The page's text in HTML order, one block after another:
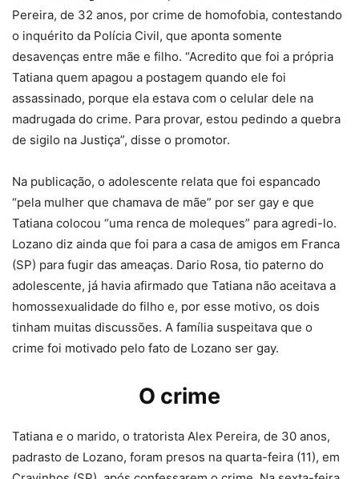
Pereira, de 32 anos, por crime de homofobia, contestando
o inquérito da Polícia Civil, que aponta somente
desavenças entre mãe e filho. “Acredito que foi a própria
Tatiana quem apagou a postagem quando ele foi
assassinado, porque ela estava com o celular dele na
madrugada do crime. Para provar, estou pedindo a quebra
de sigilo na Justiça”, disse o promotor.
Na publicação, o adolescente relata que foi espancado
“pela mulher que chamava de mãe” por ser gay e que
Tatiana colocou “uma renca de moleques” para agredi-lo.
Lozano diz ainda que foi para a casa de amigos em Franca
(SP) para fugir das ameaças. Dario Rosa, tio paterno do
adolescente, já havia afirmado que Tatiana não aceitava a
homossexualidade do filho e, por esse motivo, os dois
tinham muitas discussões. A família suspeitava que o
crime foi motivado pelo fato de Lozano ser gay.
O crime
Tatiana e o marido, o tratorista Alex Pereira, de 30 anos,
padrasto de Lozano, foram presos na quarta-feira (11), em